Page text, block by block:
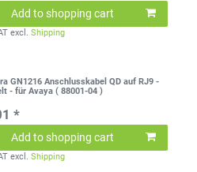
Add to shopping cart
excl.Shipping
GN1216 Anschlusskabel QD auf RJ9 -
- für Avaya ( 88001-04 )
*
Add to shopping cart
excl.Shipping